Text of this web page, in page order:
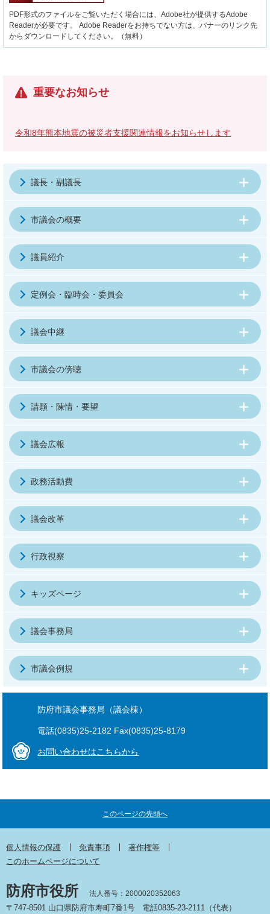
PDF形式のファイルをご覧いただく場合には、Adobe社が提供するAdobe
Readerが必要です。
Adobe Readerをお持ちでない方は、バナーのリンク先
からダウンロードしてください。（無料）
重要なお知らせ
令和8年熊本地震の被災者支援関連情報をお知らせします
議長・副議長
市議会の概要
議員紹介
定例会・臨時会・委員会
議会中継
市議会の傍聴
請願・陳情・要望
議会広報
政務活動費
議会改革
行政視察
キッズページ
議会事務局
市議会例規
防府市議会事務局（議会棟）
電話(0835)25-2182 Fax(0835)25-8179
お問い合わせはこちらから
このページの先頭へ
個人情報の保護 免責事項
著作権等
このホームページについて
防府市役所 法人番号：2000020352063
〒747-8501 山口県防府市寿町7番1号 電話0835-23-2111（代表）